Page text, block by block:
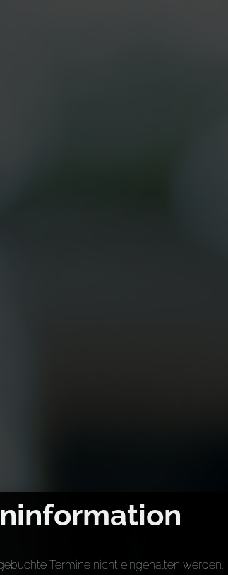
Termine nicht eingehalten werden.